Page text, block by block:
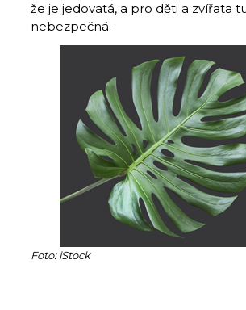
že je jedovatá, a pro děti a zvířata
nebezpečná.
Foto: iStock